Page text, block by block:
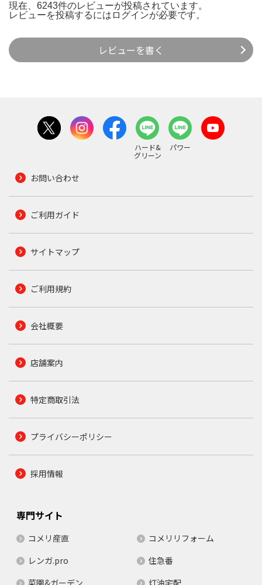
現在、6243件のレビューが投稿されています。
レビューを投稿するには ログインが必要です。
レビューを書く
ハード&
グリーン
パワー
お問い合わせ
ご利用ガイド
サイトマップ
ご利用規約
会社概要
店舗案内
特定商取引法
プライバシーポリシー
採用情報
専門サイト
コメリ産直
コメリリフォーム
レンガ.pro
住急番
菜園&ガーデン
灯油宅配